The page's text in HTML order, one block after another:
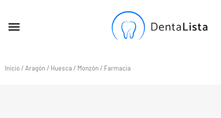
Inicio / Aragón / Huesca / Monzón / Farmacia